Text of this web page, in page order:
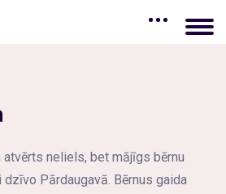
atvērts neliels, bet mājīgs bērnu
Pārdaugavā. Bērnus gaida